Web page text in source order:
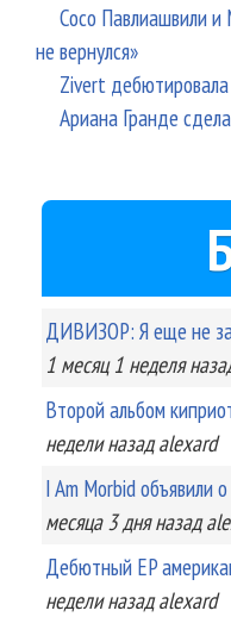
Сосо Павлиашвили
не вернулся»
Zivert
Ариана Гранде
ДИВИЗОР: Я еще не
1 месяц 1 неделя
Второй альбом
неделиназад alexard
I Am Morbid объявили
месяца 3 дняназад
Дебютный EP
неделиназад alexard